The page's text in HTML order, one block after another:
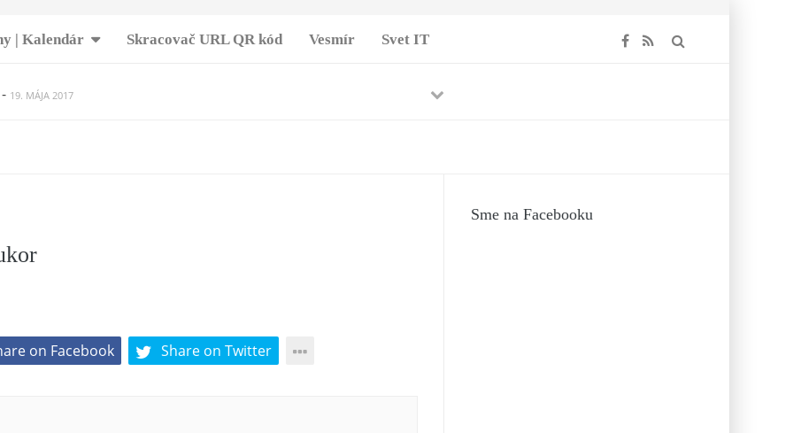
| Kalendár Skracovač URL QR kód Vesmír Svet IT
MEDOVO-ORECHOVÝ koláčik
so syrom ktorý poteší
kávové rezy
Previous
Next
on Facebook Share on Twitter
Sme na Facebooku